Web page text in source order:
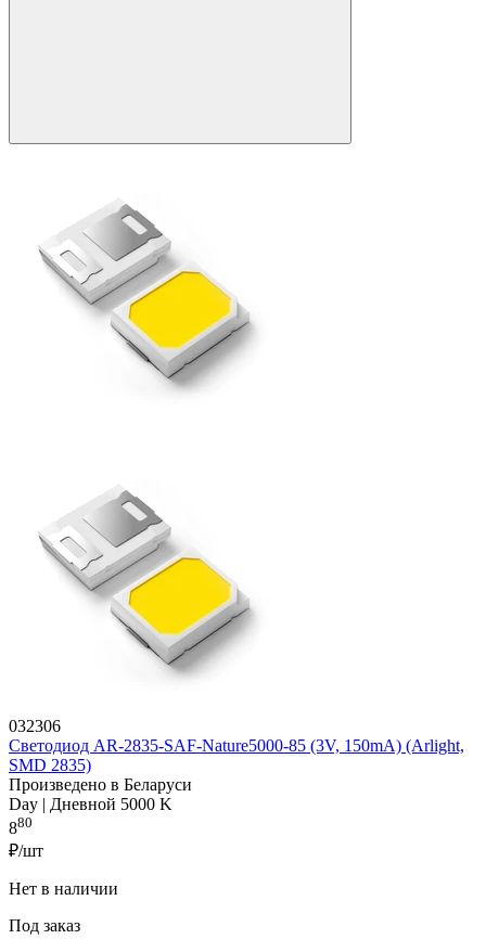
032306
Светодиод AR-2835-SAF-Nature5000-85 (3V, 150mA) (Arlight,
SMD 2835)
Произведено в Беларуси
Day | Дневной 5000 K
880
₽/шт
Нет в наличии
Под заказ